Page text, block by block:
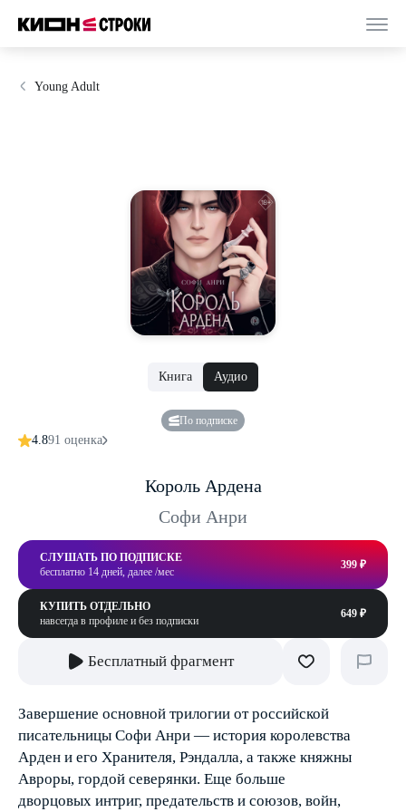
Young Adult
Книга Аудио
По подписке
4.891 оценка
Король Ардена
Софи Анри
СЛУШАТЬ ПО ПОДПИСКЕ
бесплатно 14 дней, далее /мес
399 ₽
КУПИТЬ ОТДЕЛЬНО
навсегда в профиле и без подписки
649 ₽
Бесплатный фрагмент
Завершение основной трилогии от российской
писательницы Софи Анри — история королевства
Арден и его Хранителя, Рэндалла, а также княжны
Авроры, гордой северянки. Еще больше
дворцовых интриг, предательств и союзов, войн,